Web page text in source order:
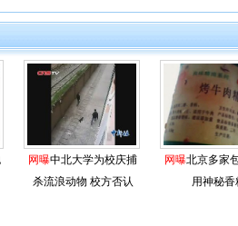
网曝中北大学为校庆捕
杀流浪动物 校方否认
网曝北京多家
用神秘香